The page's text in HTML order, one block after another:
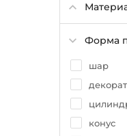
Полимер
Хрусталь
Ткань
Форма
шар
конус